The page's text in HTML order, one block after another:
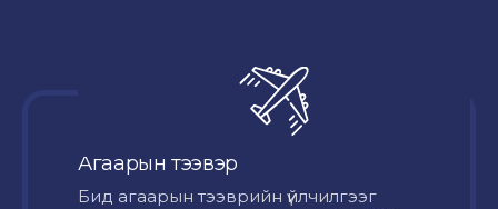
Агаарын тээвэр
Бид агаарын тээврийн үйлчилгээг